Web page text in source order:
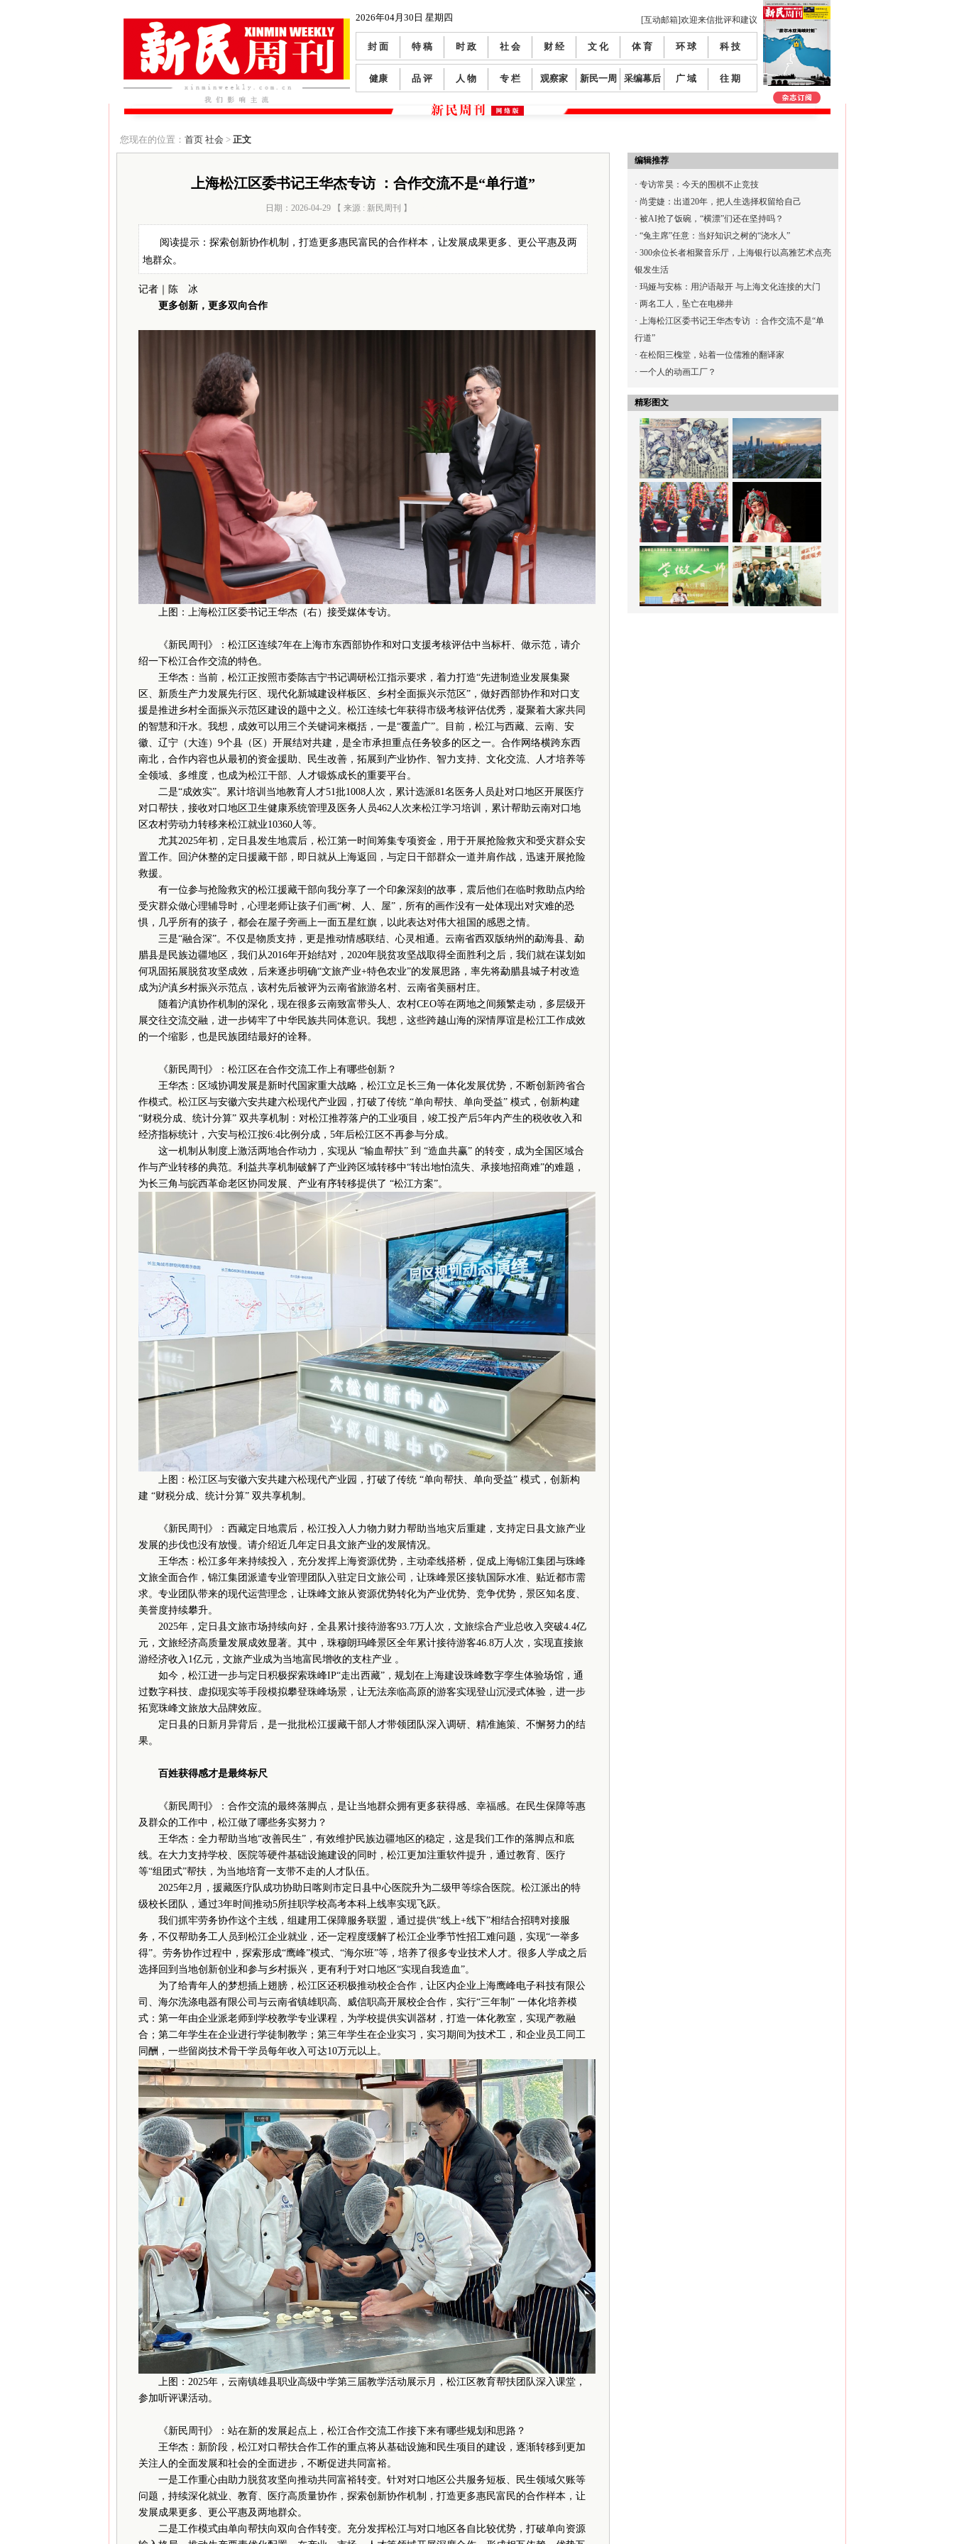
2026年04月30日 星期四 [互动邮箱]欢迎来信批评和建议
封 面 特 稿 时 政 社 会 财 经 文 化 体 育 环 球 科 技
健康 品 评 人 物 专 栏 观察家 新民一周 采编幕后 广 域 往 期
您现在的位置： 首页 社会 > 正文
上海松江区委书记王华杰专访 ：合作交流不是“单行道”
日期：2026-04-29 【 来源 : 新民周刊 】
阅读提示：探索创新协作机制，打造更多惠民富民的合作样本，让发展成果更多、更公平惠及两
地群众。
记者｜陈 冰
更多创新，更多双向合作
上图：上海松江区委书记王华杰（右）接受媒体专访。
《新民周刊》：松江区连续7年在上海市东西部协作和对口支援考核评估中当标杆、做示范，请介
绍一下松江合作交流的特色。
王华杰：当前，松江正按照市委陈吉宁书记调研松江指示要求，着力打造“先进制造业发展集聚
区、新质生产力发展先行区、现代化新城建设样板区、乡村全面振兴示范区”，做好西部协作和对口支
援是推进乡村全面振兴示范区建设的题中之义。松江连续七年获得市级考核评估优秀，凝聚着大家共同
的智慧和汗水。我想，成效可以用三个关键词来概括，一是“覆盖广”。目前，松江与西藏、云南、安
徽、辽宁（大连）9个县（区）开展结对共建，是全市承担重点任务较多的区之一。合作网络横跨东西
南北，合作内容也从最初的资金援助、民生改善，拓展到产业协作、智力支持、文化交流、人才培养等
全领域、多维度，也成为松江干部、人才锻炼成长的重要平台。
二是“成效实”。累计培训当地教育人才51批1008人次，累计选派81名医务人员赴对口地区开展医疗
对口帮扶，接收对口地区卫生健康系统管理及医务人员462人次来松江学习培训，累计帮助云南对口地
区农村劳动力转移来松江就业10360人等。
尤其2025年初，定日县发生地震后，松江第一时间筹集专项资金，用于开展抢险救灾和受灾群众安
置工作。回沪休整的定日援藏干部，即日就从上海返回，与定日干部群众一道并肩作战，迅速开展抢险
救援。
有一位参与抢险救灾的松江援藏干部向我分享了一个印象深刻的故事，震后他们在临时救助点内给
受灾群众做心理辅导时，心理老师让孩子们画“树、人、屋”，所有的画作没有一处体现出对灾难的恐
惧，几乎所有的孩子，都会在屋子旁画上一面五星红旗，以此表达对伟大祖国的感恩之情。
三是“融合深”。不仅是物质支持，更是推动情感联结、心灵相通。云南省西双版纳州的勐海县、勐
腊县是民族边疆地区，我们从2016年开始结对，2020年脱贫攻坚战取得全面胜利之后，我们就在谋划如
何巩固拓展脱贫攻坚成效，后来逐步明确“文旅产业+特色农业”的发展思路，率先将勐腊县城子村改造
成为沪滇乡村振兴示范点，该村先后被评为云南省旅游名村、云南省美丽村庄。
随着沪滇协作机制的深化，现在很多云南致富带头人、农村CEO等在两地之间频繁走动，多层级开
展交往交流交融，进一步铸牢了中华民族共同体意识。我想，这些跨越山海的深情厚谊是松江工作成效
的一个缩影，也是民族团结最好的诠释。
《新民周刊》：松江区在合作交流工作上有哪些创新？
王华杰：区域协调发展是新时代国家重大战略，松江立足长三角一体化发展优势，不断创新跨省合
作模式。松江区与安徽六安共建六松现代产业园，打破了传统 “单向帮扶、单向受益” 模式，创新构建
“财税分成、统计分算” 双共享机制：对松江推荐落户的工业项目，竣工投产后5年内产生的税收收入和
经济指标统计，六安与松江按6:4比例分成，5年后松江区不再参与分成。
这一机制从制度上激活两地合作动力，实现从 “输血帮扶” 到 “造血共赢” 的转变，成为全国区域合
作与产业转移的典范。利益共享机制破解了产业跨区域转移中“转出地怕流失、承接地招商难”的难题，
为长三角与皖西革命老区协同发展、产业有序转移提供了 “松江方案”。
上图：松江区与安徽六安共建六松现代产业园，打破了传统 “单向帮扶、单向受益” 模式，创新构
建 “财税分成、统计分算” 双共享机制。
《新民周刊》：西藏定日地震后，松江投入人力物力财力帮助当地灾后重建，支持定日县文旅产业
发展的步伐也没有放慢。请介绍近几年定日县文旅产业的发展情况。
王华杰：松江多年来持续投入，充分发挥上海资源优势，主动牵线搭桥，促成上海锦江集团与珠峰
文旅全面合作，锦江集团派遣专业管理团队入驻定日文旅公司，让珠峰景区接轨国际水准、贴近都市需
求。专业团队带来的现代运营理念，让珠峰文旅从资源优势转化为产业优势、竞争优势，景区知名度、
美誉度持续攀升。
2025年，定日县文旅市场持续向好，全县累计接待游客93.7万人次，文旅综合产业总收入突破4.4亿
元，文旅经济高质量发展成效显著。其中，珠穆朗玛峰景区全年累计接待游客46.8万人次，实现直接旅
游经济收入1亿元，文旅产业成为当地富民增收的支柱产业 。
如今，松江进一步与定日积极探索珠峰IP“走出西藏”，规划在上海建设珠峰数字孪生体验场馆，通
过数字科技、虚拟现实等手段模拟攀登珠峰场景，让无法亲临高原的游客实现登山沉浸式体验，进一步
拓宽珠峰文旅放大品牌效应。
定日县的日新月异背后，是一批批松江援藏干部人才带领团队深入调研、精准施策、不懈努力的结
果。
百姓获得感才是最终标尺
《新民周刊》：合作交流的最终落脚点，是让当地群众拥有更多获得感、幸福感。在民生保障等惠
及群众的工作中，松江做了哪些务实努力？
王华杰：全力帮助当地“改善民生”，有效维护民族边疆地区的稳定，这是我们工作的落脚点和底
线。在大力支持学校、医院等硬件基础设施建设的同时，松江更加注重软件提升，通过教育、医疗
等“组团式”帮扶，为当地培育一支带不走的人才队伍。
2025年2月，援藏医疗队成功协助日喀则市定日县中心医院升为二级甲等综合医院。松江派出的特
级校长团队，通过3年时间推动5所挂职学校高考本科上线率实现飞跃。
我们抓牢劳务协作这个主线，组建用工保障服务联盟，通过提供“线上+线下”相结合招聘对接服
务，不仅帮助务工人员到松江企业就业，还一定程度缓解了松江企业季节性招工难问题，实现“一举多
得”。劳务协作过程中，探索形成“鹰峰”模式、“海尔班”等，培养了很多专业技术人才。很多人学成之后
选择回到当地创新创业和参与乡村振兴，更有利于对口地区“实现自我造血”。
为了给青年人的梦想插上翅膀，松江区还积极推动校企合作，让区内企业上海鹰峰电子科技有限公
司、海尔洗涤电器有限公司与云南省镇雄职高、威信职高开展校企合作，实行“三年制” 一体化培养模
式：第一年由企业派老师到学校教学专业课程，为学校提供实训器材，打造一体化教室，实现产教融
合；第二年学生在企业进行学徒制教学；第三年学生在企业实习，实习期间为技术工，和企业员工同工
同酬，一些留岗技术骨干学员每年收入可达10万元以上。
上图：2025年，云南镇雄县职业高级中学第三届教学活动展示月，松江区教育帮扶团队深入课堂，
参加听评课活动。
《新民周刊》：站在新的发展起点上，松江合作交流工作接下来有哪些规划和思路？
王华杰：新阶段，松江对口帮扶合作工作的重点将从基础设施和民生项目的建设，逐渐转移到更加
关注人的全面发展和社会的全面进步，不断促进共同富裕。
一是工作重心由助力脱贫攻坚向推动共同富裕转变。针对对口地区公共服务短板、民生领域欠账等
问题，持续深化就业、教育、医疗高质量协作，探索创新协作机制，打造更多惠民富民的合作样本，让
发展成果更多、更公平惠及两地群众。
二是工作模式由单向帮扶向双向合作转变。充分发挥松江与对口地区各自比较优势，打破单向资源
编辑推荐
· 专访常昊：今天的围棋不止竞技
· 尚雯婕：出道20年，把人生选择权留给自己
· 被AI抢了饭碗，“横漂”们还在坚持吗？
· “兔主席”任意：当好知识之树的“浇水人”
· 300余位长者相聚音乐厅，上海银行以高雅艺术点亮
银发生活
· 玛娅与安栋：用沪语敲开 与上海文化连接的大门
· 两名工人，坠亡在电梯井
· 上海松江区委书记王华杰专访 ：合作交流不是“单
行道”
· 在松阳三槐堂，站着一位儒雅的翻译家
· 一个人的动画工厂？
精彩图文